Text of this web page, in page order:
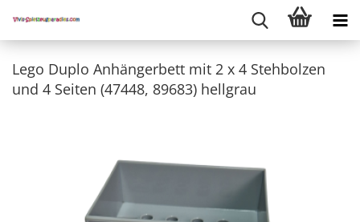
Lego Duplo Anhängerbett mit 2 x 4 Stehbolzen
und 4 Seiten (47448, 89683) hellgrau